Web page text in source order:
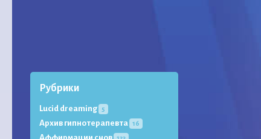
Рубрики
Lucid dreaming 5
Архив гипнотерапевта 16